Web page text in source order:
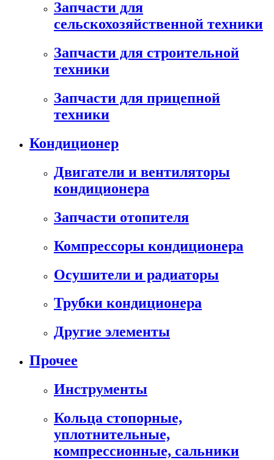
Запчасти для
сельскохозяйственной техники
Запчасти для строительной
техники
Запчасти для прицепной
техники
Кондиционер
Двигатели и вентиляторы
кондиционера
Запчасти отопителя
Компрессоры кондиционера
Осушители и радиаторы
Трубки кондиционера
Другие элементы
Прочее
Инструменты
Кольца стопорные,
уплотнительные,
компрессионные, сальники